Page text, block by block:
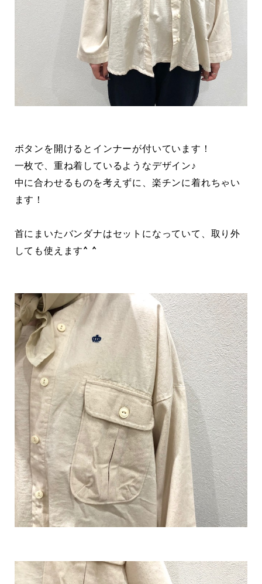
ボタンを開けるとインナーが付いています！
一枚で、重ね着しているようなデザイン♪
中に合わせるものを考えずに、楽チンに着れちゃい
ます！
首にまいたバンダナはセットになっていて、取り外
しても使えます^ ^